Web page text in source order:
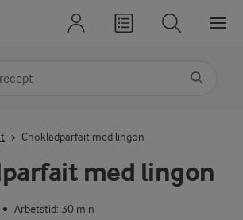
med lingon
• Arbetstid: 30 min
Chokladparfait med lingon
ingrediens